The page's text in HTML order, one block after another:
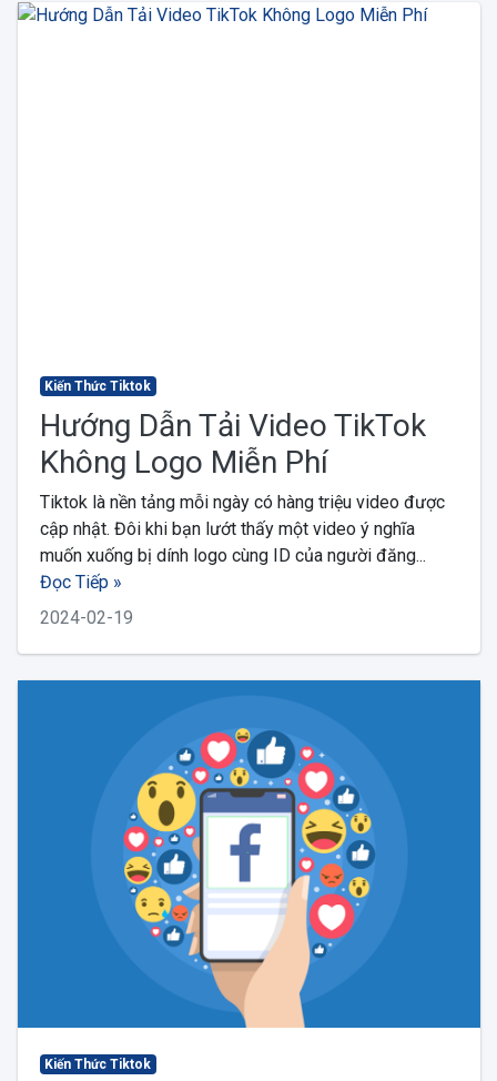
Kiến Thức Tiktok
Hướng Dẫn Tải Video TikTok
Không Logo Miễn Phí
Tiktok là nền tảng mỗi ngày có hàng triệu video được
cập nhật. Đôi khi bạn lướt thấy một video ý nghĩa
muốn xuống bị dính logo cùng ID của người đăng...
Đọc Tiếp »
2024-02-19
Kiến Thức Tiktok